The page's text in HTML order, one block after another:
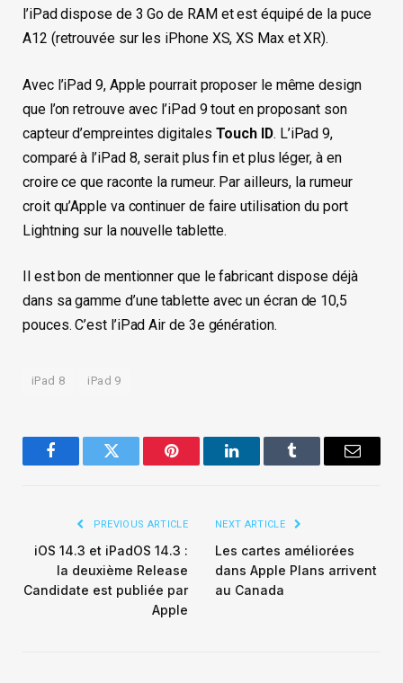
l’iPad dispose de 3 Go de RAM et est équipé de la puce
A12 (retrouvée sur les iPhone XS, XS Max et XR).
Avec l’iPad 9, Apple pourrait proposer le même design
que l’on retrouve avec l’iPad 9 tout en proposant son
capteur d’empreintes digitales Touch ID. L’iPad 9,
comparé à l’iPad 8, serait plus fin et plus léger, à en
croire ce que raconte la rumeur. Par ailleurs, la rumeur
croit qu’Apple va continuer de faire utilisation du port
Lightning sur la nouvelle tablette.
Il est bon de mentionner que le fabricant dispose déjà
dans sa gamme d’une tablette avec un écran de 10,5
pouces. C’est l’iPad Air de 3e génération.
iPad 8 iPad 9
FacebookTwitter Pinterest LinkedInTumblr Email
PREVIOUS ARTICLE
iOS 14.3 et iPadOS 14.3 :
la deuxième Release
Candidate est publiée par
Apple
NEXT ARTICLE
Les cartes améliorées
dans Apple Plans arrivent
au Canada